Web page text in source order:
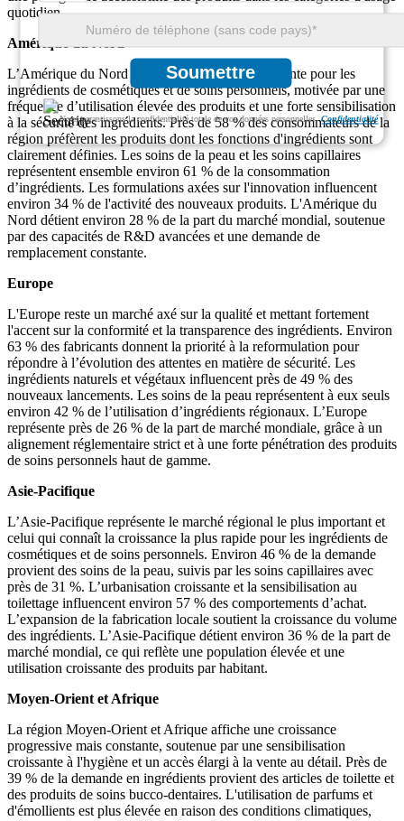
Soumettre
Nous garantissons la confidentialité totale de vos données personnelles.Confidentialité
quotidien.
Amérique du Nord
L’Amérique du Nord affiche une demande constante pour les
ingrédients de cosmétiques et de soins personnels, motivée par une
fréquence d’utilisation élevée des produits et une forte sensibilisation
à la sécurité des ingrédients. Près de 58 % des consommateurs de la
région préfèrent les produits dont les fonctions d'ingrédients sont
clairement définies. Les soins de la peau et les soins capillaires
représentent ensemble environ 61 % de la consommation
d’ingrédients. Les formulations axées sur l'innovation influencent
environ 34 % de l'activité des nouveaux produits. L'Amérique du
Nord détient environ 28 % de la part du marché mondial, soutenue
par des capacités de R&D avancées et une demande de
remplacement constante.
Europe
L'Europe reste un marché axé sur la qualité et mettant fortement
l'accent sur la conformité et la transparence des ingrédients. Environ
63 % des fabricants donnent la priorité à la reformulation pour
répondre à l’évolution des attentes en matière de sécurité. Les
ingrédients naturels et végétaux influencent près de 49 % des
nouveaux lancements. Les soins de la peau représentent à eux seuls
environ 42 % de l’utilisation d’ingrédients régionaux. L’Europe
représente près de 26 % de la part de marché mondiale, grâce à un
alignement réglementaire strict et à une forte pénétration des produits
de soins personnels haut de gamme.
Asie-Pacifique
L’Asie-Pacifique représente le marché régional le plus important et
celui qui connaît la croissance la plus rapide pour les ingrédients de
cosmétiques et de soins personnels. Environ 46 % de la demande
provient des soins de la peau, suivis par les soins capillaires avec
près de 31 %. L’urbanisation croissante et la sensibilisation au
toilettage influencent environ 57 % des comportements d’achat.
L’expansion de la fabrication locale soutient la croissance du volume
des ingrédients. L’Asie-Pacifique détient environ 36 % de la part de
marché mondial, ce qui reflète une population élevée et une
utilisation croissante des produits par habitant.
Moyen-Orient et Afrique
La région Moyen-Orient et Afrique affiche une croissance
progressive mais constante, soutenue par une sensibilisation
croissante à l'hygiène et un accès élargi à la vente au détail. Près de
39 % de la demande en ingrédients provient des articles de toilette et
des produits de soins bucco-dentaires. L'utilisation de parfums et
d'émollients est plus élevée en raison des conditions climatiques,